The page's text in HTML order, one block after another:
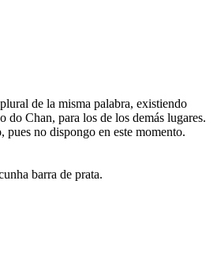
de la misma palabra, existiendo
Chan, para los de los demás lugares.
no dispongo en este momento.
barra de prata.